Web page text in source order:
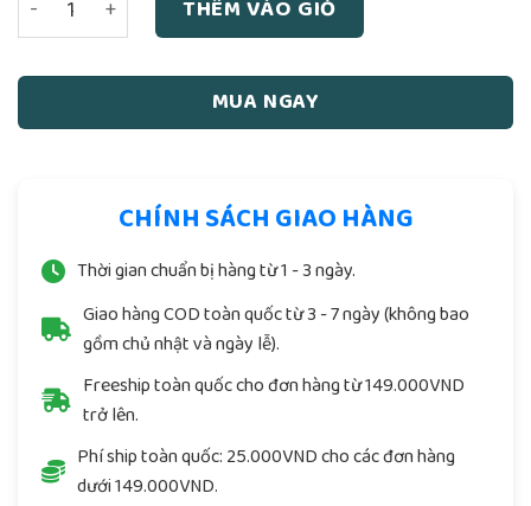
THÊM VÀO GIỎ
MUA NGAY
CHÍNH SÁCH GIAO HÀNG
Thời gian chuẩn bị hàng từ 1 - 3 ngày.
Giao hàng COD toàn quốc từ 3 - 7 ngày (không bao
gồm chủ nhật và ngày lễ).
Freeship toàn quốc cho đơn hàng từ 149.000VND
trở lên.
Phí ship toàn quốc: 25.000VND cho các đơn hàng
dưới 149.000VND.